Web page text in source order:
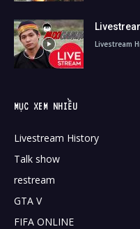
Livestream
MỤC XEM NHIỀU
Livestream History
Talk show
restream
GTA V
FIFA ONLINE